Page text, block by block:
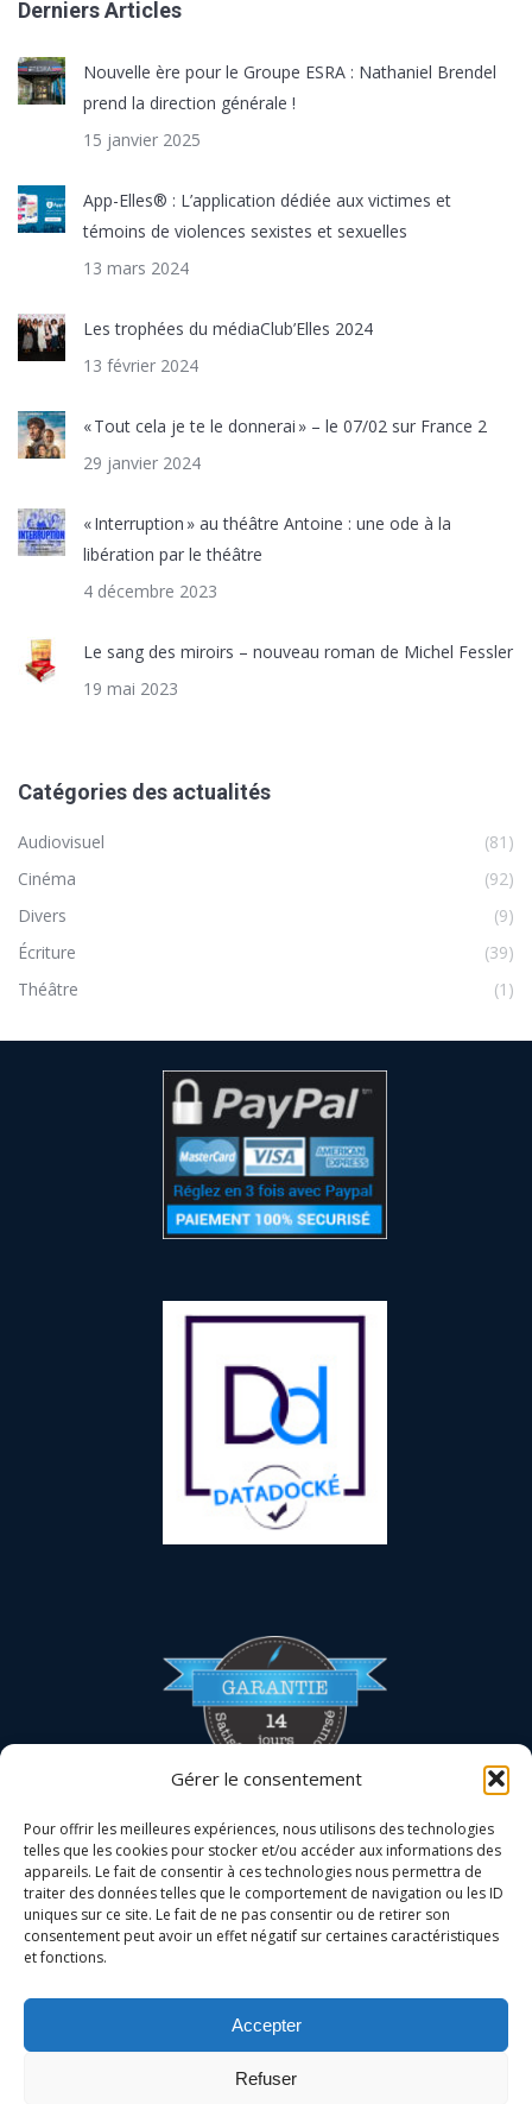
Gérer le consentement
Pour offrir les meilleures expériences, nous utilisons des technologies
telles que les cookies pour stocker et/ou accéder aux informations des
appareils. Le fait de consentir à ces technologies nous permettra de
traiter des données telles que le comportement de navigation ou les ID
uniques sur ce site. Le fait de ne pas consentir ou de retirer son
consentement peut avoir un effet négatif sur certaines caractéristiques
et fonctions.
Accepter
Refuser
Derniers Articles
Nouvelle ère pour le Groupe ESRA : Nathaniel Brendel
prend la direction générale !
15 janvier 2025
App-Elles® : L’application dédiée aux victimes et
témoins de violences sexistes et sexuelles
13 mars 2024
Les trophées du médiaClub’Elles 2024
13 février 2024
« Tout cela je te le donnerai » – le 07/02 sur France 2
29 janvier 2024
« Interruption » au théâtre Antoine : une ode à la
libération par le théâtre
4 décembre 2023
Le sang des miroirs – nouveau roman de Michel Fessler
19 mai 2023
Catégories des actualités
Audiovisuel
(81)
Cinéma
(92)
Divers
(9)
Écriture
(39)
Théâtre
(1)
catégorie d'action suivante :
ACTIONS DE FORMATION